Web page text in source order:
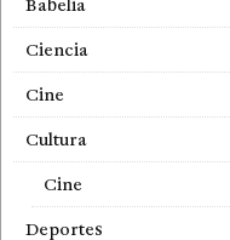
Babelia
Ciencia
Cine
Cultura
Cine
Deportes